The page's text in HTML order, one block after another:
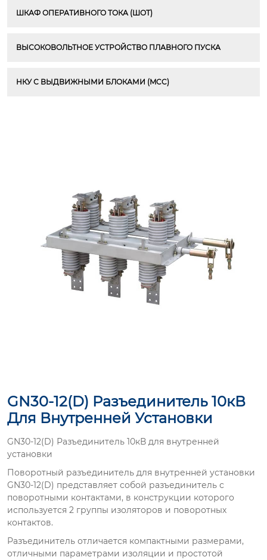
ШКАФ ОПЕРАТИВНОГО ТОКА (ШОТ)
ВЫСОКОВОЛЬТНОЕ УСТРОЙСТВО ПЛАВНОГО ПУСКА
НКУ С ВЫДВИЖНЫМИ БЛОКАМИ (MCC)
GN30-12(D) Разъединитель 10кВ
Для Внутренней Установки
GN30-12(D) Разъединитель 10кВ для внутренней
установки
Поворотный разъединитель для внутренней установки
GN30-12(D) представляет собой разъединитель с
поворотными контактами, в конструкции которого
используется 2 группы изоляторов и поворотных
контактов.
Разъединитель отличается компактными размерами,
отличными параметрами изоляции и простотой